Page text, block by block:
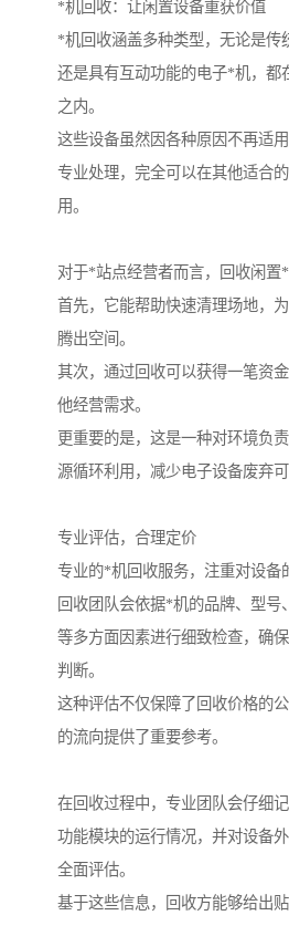
*机回收：让闲置设备重获价值
*机回收涵盖多种类型，无论是传
还是具有互动功能的电子*机，都
之内。
这些设备虽然因各种原因不再适
专业处理，完全可以在其他适合
用。
对于*站点经营者而言，回收闲置*
首先，它能帮助快速清理场地，
腾出空间。
其次，通过回收可以获得一笔资
他经营需求。
更重要的是，这是一种对环境负
源循环利用，减少电子设备废弃
专业评估，合理定价
专业的*机回收服务，注重对设备
回收团队会依据*机的品牌、型号
等多方面因素进行细致检查，确
判断。
这种评估不仅保障了回收价格的
的流向提供了重要参考。
在回收过程中，专业团队会仔细
功能模块的运行情况，并对设备
全面评估。
基于这些信息，回收方能够给出